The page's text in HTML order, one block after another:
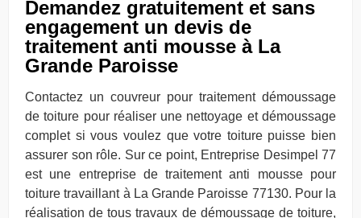
Demandez gratuitement et sans
engagement un devis de
traitement anti mousse à La
Grande Paroisse
Contactez un couvreur pour traitement démoussage
de toiture pour réaliser une nettoyage et démoussage
complet si vous voulez que votre toiture puisse bien
assurer son rôle. Sur ce point, Entreprise Desimpel 77
est une entreprise de traitement anti mousse pour
toiture travaillant à La Grande Paroisse 77130. Pour la
réalisation de tous travaux de démoussage de toiture,